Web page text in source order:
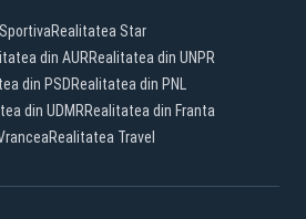
Realitatea Star
din AURRealitatea din UNPR
din PSDRealitatea din PNL
din UDMRRealitatea din Franta
Realitatea Travel